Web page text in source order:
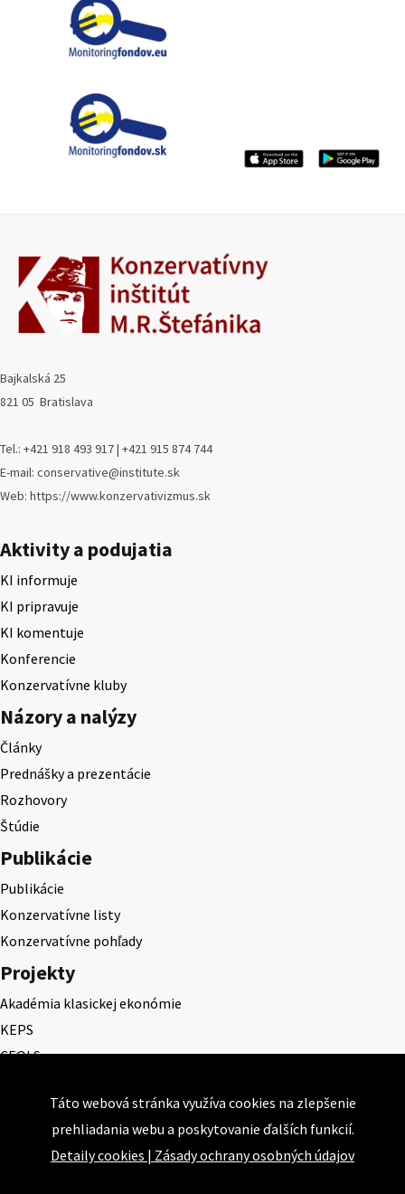
Bajkalská 25
821 05 Bratislava
Tel.: +421 918 493 917 | +421 915 874 744
E-mail: conservative@institute.sk
Web: https://www.konzervativizmus.sk
Aktivity a podujatia
KI informuje
KI pripravuje
KI komentuje
Konferencie
Konzervatívne kluby
Názory a nalýzy
Články
Prednášky a prezentácie
Rozhovory
Štúdie
Publikácie
Publikácie
Konzervatívne listy
Konzervatívne pohľady
Projekty
Akadémia klasickej ekonómie
KEPS
CEQLS
Cena Ernesta Valka
Študentská esej
Deň daňového odbremenenia
Táto webová stránka využíva cookies na zlepšenie
prehliadania webu a poskytovanie ďalších funkcií.
Detaily cookies | Zásady ochrany osobných údajov